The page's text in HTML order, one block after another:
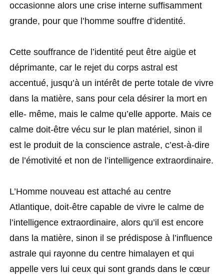
occasionne alors une crise interne suffisamment
grande, pour que l’homme souffre d’identité.
Cette souffrance de l’identité peut être aigüe et
déprimante, car le rejet du corps astral est
accentué, jusqu’à un intérêt de perte totale de vivre
dans la matière, sans pour cela désirer la mort en
elle- même, mais le calme qu’elle apporte. Mais ce
calme doit-être vécu sur le plan matériel, sinon il
est le produit de la conscience astrale, c’est-à-dire
de l’émotivité et non de l’intelligence extraordinaire.
L’Homme nouveau est attaché au centre
Atlantique, doit-être capable de vivre le calme de
l’intelligence extraordinaire, alors qu’il est encore
dans la matière, sinon il se prédispose à l’influence
astrale qui rayonne du centre himalayen et qui
appelle vers lui ceux qui sont grands dans le cœur